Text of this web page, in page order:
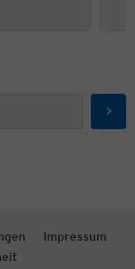
Impressum